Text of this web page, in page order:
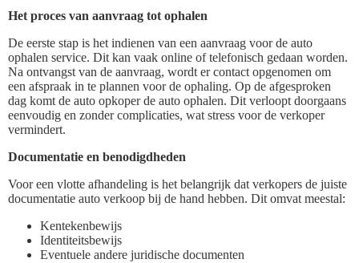
Het proces van aanvraag tot ophalen
De eerste stap is het indienen van een aanvraag voor de auto
ophalen service. Dit kan vaak online of telefonisch gedaan worden.
Na ontvangst van de aanvraag, wordt er contact opgenomen om
een afspraak in te plannen voor de ophaling. Op de afgesproken
dag komt de auto opkoper de auto ophalen. Dit verloopt doorgaans
eenvoudig en zonder complicaties, wat stress voor de verkoper
vermindert.
Documentatie en benodigdheden
Voor een vlotte afhandeling is het belangrijk dat verkopers de juiste
documentatie auto verkoop bij de hand hebben. Dit omvat meestal:
Kentekenbewijs
Identiteitsbewijs
Eventuele andere juridische documenten